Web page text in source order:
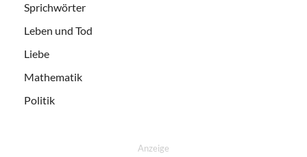
Sprichwörter
Leben und Tod
Liebe
Mathematik
Politik
Anzeige